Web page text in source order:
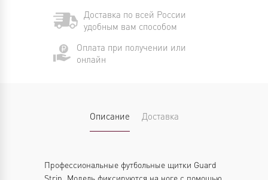
Доставка по всей России
удобным вам способом
Оплата при получении или
онлайн
Описание Доставка
Профессиональные футбольные щитки Guard
Strip. Модель фиксируются на ноге с помощью